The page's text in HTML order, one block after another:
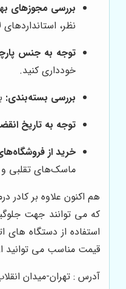
بررسی مجوزهای
نظر،
توجه به جنس
خودداری کنید.
بررسی بسته‌بندی:
توجه به تاریخ
خرید از
ماسک‌های تقلبی
هم اکنون علاوه بر
که می توانند جهت
قیمت مناسب می توانید
آدرس : تهران-میدان انقلاب-